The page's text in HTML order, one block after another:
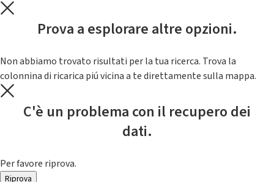
Prova a esplorare altre opzioni.
Non abbiamo trovato risultati per la tua ricerca. Trova la
colonnina di ricarica piú vicina a te direttamente sulla mappa.
C'è un problema con il recupero dei
dati.
Per favore riprova.
Riprova